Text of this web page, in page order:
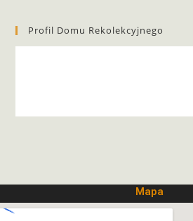
Profil Domu Rekolekcyjnego
Mapa